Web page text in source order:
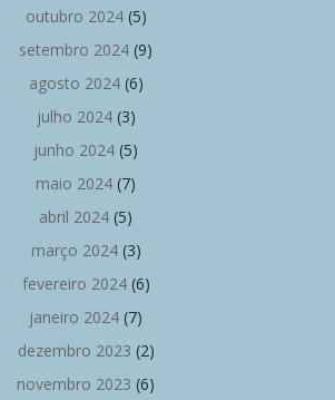
outubro 2024(5)
setembro 2024 (9)
agosto 2024(6)
julho 2024(3)
junho 2024 (5)
maio 2024 (7)
abril 2024 (5)
março 2024(3)
fevereiro 2024(6)
janeiro 2024 (7)
dezembro 2023 (2)
novembro 2023 (6)